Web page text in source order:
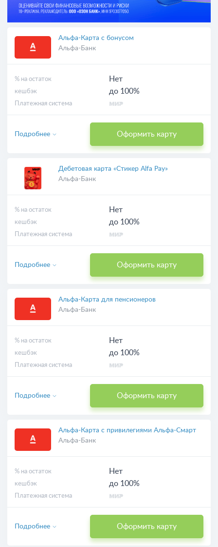
Альфа-Карта с бонусом
Альфа-Банк
% на остаток Нет
кешбэк до 100%
Платежная система
Оформить карту
Подробнее
Дебетовая карта «Стикер Alfa Pay»
Альфа-Банк
% на остаток Нет
кешбэк до 100%
Платежная система
Оформить карту
Подробнее
Альфа-Карта для пенсионеров
Альфа-Банк
% на остаток Нет
кешбэк до 100%
Платежная система
Оформить карту
Подробнее
Альфа‑Карта с привилегиями Альфа‑Смарт
Альфа-Банк
% на остаток Нет
кешбэк до 100%
Платежная система
Оформить карту
Подробнее